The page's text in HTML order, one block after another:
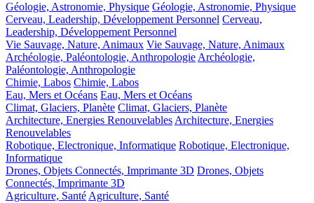
Géologie, Astronomie, Physique Géologie, Astronomie, Physique
Cerveau, Leadership, Développement Personnel Cerveau,
Leadership, Développement Personnel
Vie Sauvage, Nature, Animaux Vie Sauvage, Nature, Animaux
Archéologie, Paléontologie, AnthropologieArchéologie,
Paléontologie, Anthropologie
Chimie, Labos Chimie, Labos
Eau, Mers et Océans Eau, Mers et Océans
Climat, Glaciers, Planète Climat, Glaciers, Planète
Architecture, Energies RenouvelablesArchitecture, Energies
Renouvelables
Robotique, Electronique, Informatique Robotique, Electronique,
Informatique
Drones, Objets Connectés, Imprimante 3D Drones, Objets
Connectés, Imprimante 3D
Agriculture, SantéAgriculture, Santé